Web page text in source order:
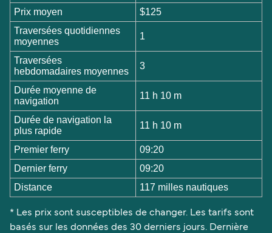
Prix moyen
$125
Traversées quotidiennes
moyennes
1
Traversées
hebdomadaires moyennes
3
Durée moyenne de
navigation
11 h 10 m
Durée de navigation la
plus rapide
11 h 10 m
Premier ferry
09:20
Dernier ferry
09:20
Distance
117 milles nautiques
* Les prix sont susceptibles de changer. Les tarifs sont
basés sur les données des 30 derniers jours. Dernière